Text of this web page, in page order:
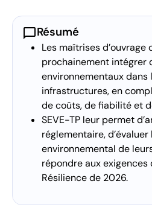
chat_bubbleRésumé
Les maîtrises d’ouvrage
prochainement intégrer
environnementaux dans
infrastructures, en
de coûts, de fiabilité et
SEVE-TP leur permet
réglementaire, d’évaluer
environnemental de
répondre aux
Résilience de 2026.